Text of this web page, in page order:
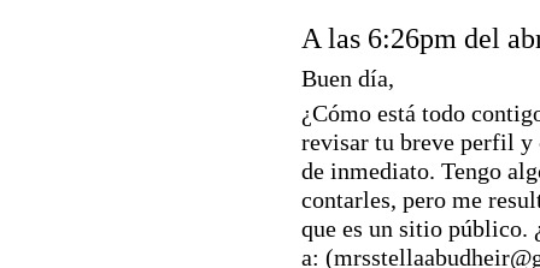
A las 6:26pm del
Buen día,
¿Cómo está todo
revisar tu breve perfil y
de inmediato. Tengo
contarles, pero me
que es un sitio público.
a: